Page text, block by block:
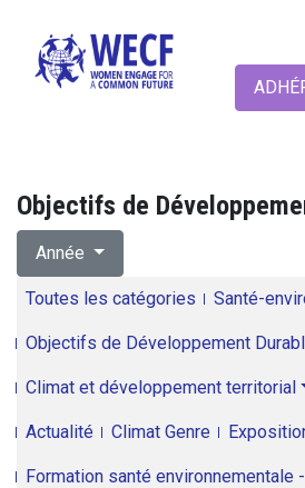
Objectifs de
Année
Toutes les catégories Santé-
Objectifs de Développement
Climat et développement territorial
Actualité Climat Genre
Formation santé environnementale -